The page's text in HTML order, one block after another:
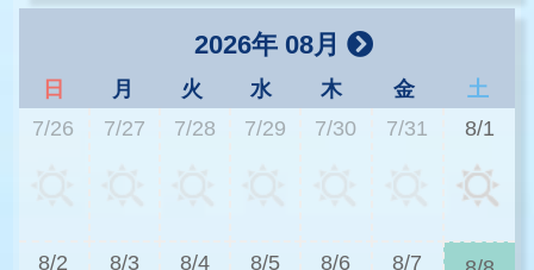
2026年 08月
日 月 火 水 木 金
土
7/26
7/27 7/28 7/29 7/30 7/31 8/1
8/2 8/3 8/4 8/5 8/6 8/7